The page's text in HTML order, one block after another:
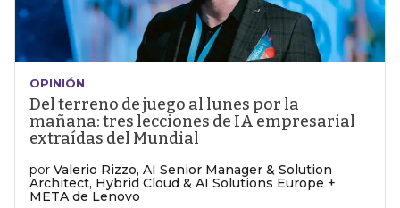
OPINIÓN
Del terreno de juego al lunes por la
mañana: tres lecciones de IA empresarial
extraídas del Mundial
por Valerio Rizzo, AI Senior Manager & Solution
Architect, Hybrid Cloud & AI Solutions Europe +
META de Lenovo